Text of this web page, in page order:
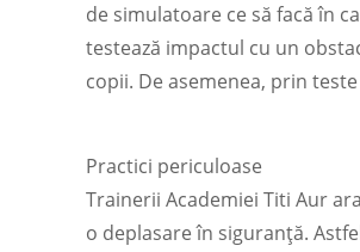
de simulatoare ce să facă în
testează impactul cu un
copii. De asemenea, prin
Practici periculoase
Trainerii Academiei Titi Aur
o deplasare în siguranță.